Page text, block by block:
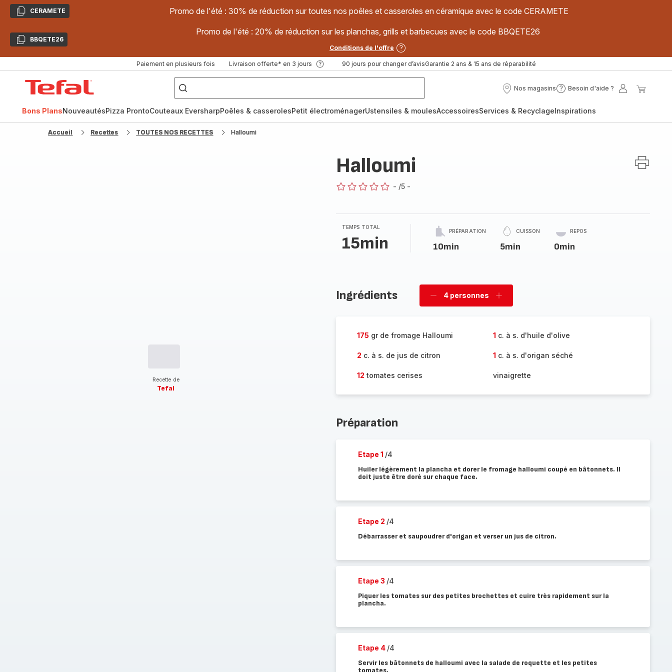
CopierCERAMETE Promo de l'été : 30% de réduction sur toutes nos poêles et casseroles en céramique avec le code CERAMETE
CopierBBQETE26
Promo de l'été : 20% de réduction sur les planchas, grills et barbecues avec le code BBQETE26
Conditions de l'offre
Paiement en plusieurs fois Livraison offerte* en 3 jours 90 jours pour changer d’avisGarantie 2 ans & 15 ans de réparabilité
["Poêles
inox,
Cake
Factory,
Nos magasins
Nos
Besoin d'aide ?
Besoin
?
Mon
Bons PlansNouveautésPizza ProntoCouteaux EversharpPoêles & casserolesPetit électroménagerUstensiles & moulesAccessoiresServices & RecyclageInspirations
Accueil Recettes TOUTES NOS RECETTES Halloumi
Recette de
Tefal
Halloumi
- /5 -
TEMPS TOTAL
15min
PRÉPARATION
10min
CUISSON
5min
REPOS
0min
Ingrédients
Supprimer
4 personnes
Ajouter
175 gr de fromage Halloumi 1 c. à s. d'huile d'olive
2 c. à s. de jus de citron 1 c. à s. d'origan séché
12 tomates cerises vinaigrette
Préparation
Etape 1 /4
Huiler légèrement la plancha et dorer le fromage halloumi coupé en bâtonnets. Il
doit juste être doré sur chaque face.
Etape 2 /4
Débarrasser et saupoudrer d'origan et verser un jus de citron.
Etape 3 /4
Piquer les tomates sur des petites brochettes et cuire très rapidement sur la
plancha.
Etape 4 /4
Servir les bâtonnets de halloumi avec la salade de roquette et les petites
tomates.